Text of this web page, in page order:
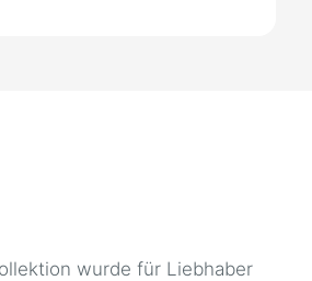
wurde für Liebhaber